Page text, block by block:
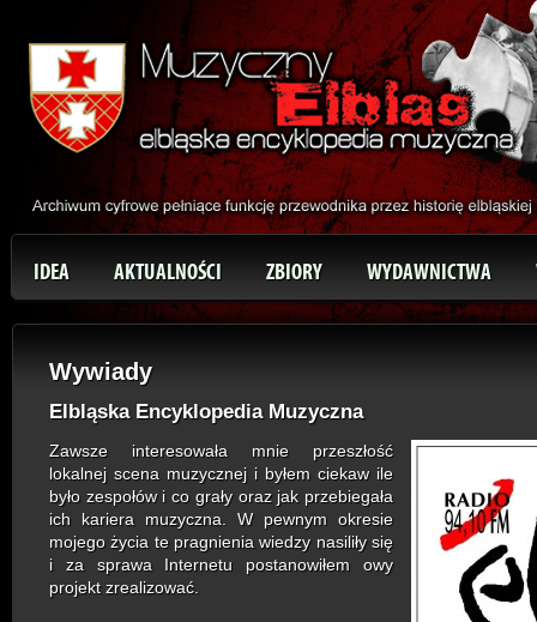
IDEA AKTUALNOŚCI ZBIORY WYDAWNICTWA
Wywiady
Elbląska Encyklopedia Muzyczna
Zawsze interesowała mnie przeszłość
lokalnej scena muzycznej i byłem ciekaw ile
było zespołów i co grały oraz jak przebiegała
ich kariera muzyczna. W pewnym okresie
mojego życia te pragnienia wiedzy nasiliły się
i za sprawa Internetu postanowiłem owy
projekt zrealizować.